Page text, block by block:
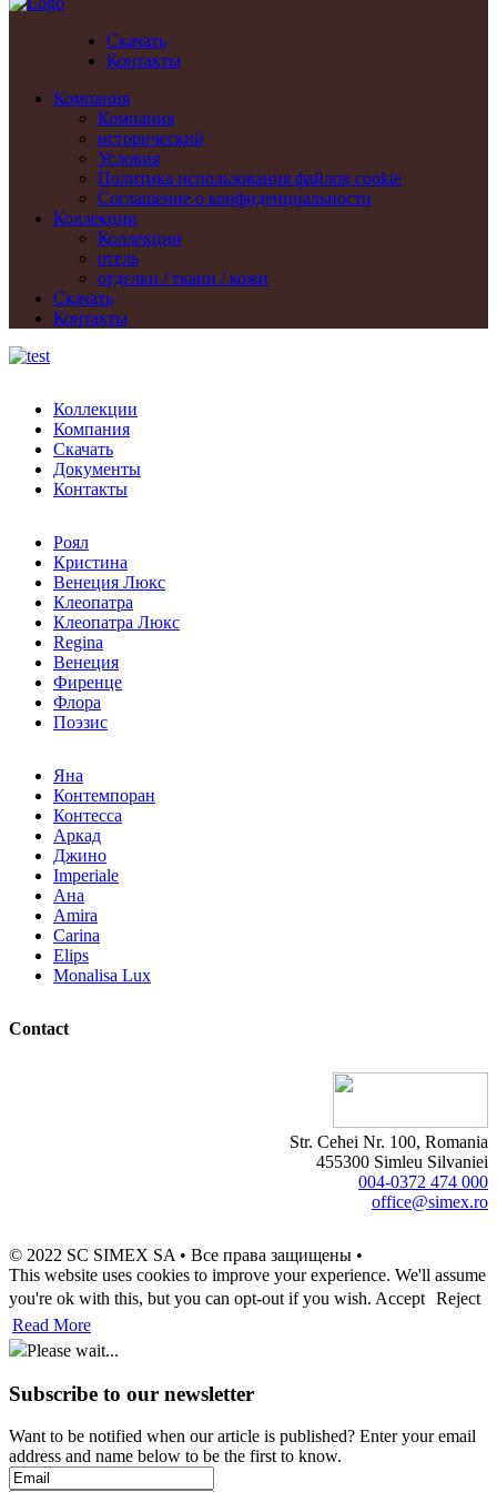
Скачать
Контакты
Компания
Компания
исторический
Условия
Политика использования файлов cookie
Cоглашение о конфиденциальности
Коллекции
Коллекции
отель
отделки / ткани / кожи
Скачать
Контакты
Коллекции
Компания
Скачать
Документы
Контакты
Роял
Кристина
Венеция Люкс
Клеопатра
Клеопатра Люкс
Regina
Венеция
Фиренце
Флора
Поэзис
Яна
Контемпоран
Контесса
Аркад
Джино
Imperiale
Ана
Amira
Carina
Elips
Monalisa Lux
Contact
Str. Cehei Nr. 100, Romania
455300 Simleu Silvaniei
004-0372 474 000
office@simex.ro
© 2022 SC SIMEX SA • Все права защищены •
This website uses cookies to improve your experience. We'll assume
you're ok with this, but you can opt-out if you wish. Accept Reject
Read More
Please wait...
Subscribe to our newsletter
Want to be notified when our article is published? Enter your email
address and name below to be the first to know.